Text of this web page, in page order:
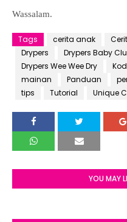
Wassalam.
Tags cerita anak
Drypers
Drypers Baby
Drypers Wee Wee Dry
mainan
Panduan
tips
Tutorial Unique
YOU MAY